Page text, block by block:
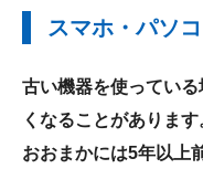
スマホ・パソ
古い機器を使ってい
くなることがありま
おおまかには5年以上